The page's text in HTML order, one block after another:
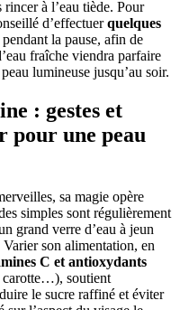
à l’eau tiède. Pour
d’effectuerquelques
pendant la pause, afin de
fraîche viendra parfaire
lumineuse jusqu’au soir.
: gestes et
pour une peau
sa magie opère
simples sont régulièrement
grand verre d’eau à jeun
son alimentation, en
C et antioxydants
carotte…), soutient
le sucre raffiné et éviter